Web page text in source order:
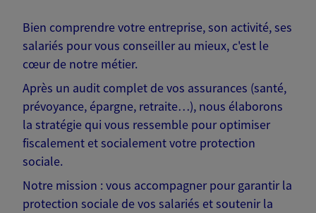
Bien comprendre votre entreprise, son activité, ses
salariés pour vous conseiller au mieux, c'est le
cœur de notre métier.
Après un audit complet de vos assurances (santé,
prévoyance, épargne, retraite…), nous élaborons
la stratégie qui vous ressemble pour optimiser
fiscalement et socialement votre protection
sociale.
Notre mission : vous accompagner pour garantir la
protection sociale de vos salariés et soutenir la